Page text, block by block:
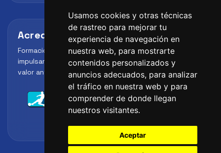
Usamos cookies y otras técnicas
de rastreo para mejorar tu
experiencia de navegación en
nuestra web, para mostrarte
contenidos personalizados y
anuncios adecuados, para analizar
el tráfico en nuestra web y para
comprender de donde llegan
nuestros visitantes.
Aceptar
Acreditaciones y alianzas
Formación, metodología y reconocimiento para
impulsar el perfil profesional del alumno y reforzar su
valor ante clubes, academias y entidades deportivas.